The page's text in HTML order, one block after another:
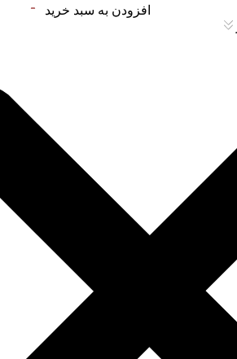
افزودن به سبد خرید